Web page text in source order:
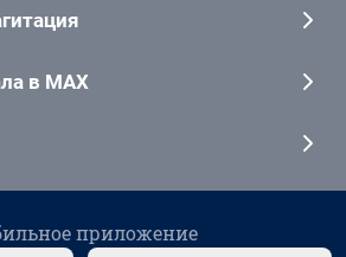
в MAX
приложение